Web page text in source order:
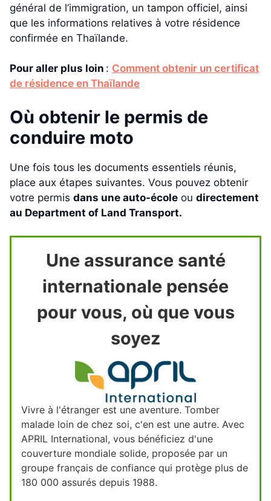
général de l’immigration, un tampon officiel, ainsi
que les informations relatives à votre résidence
confirmée en Thaïlande.
Pour aller plus loin : Comment obtenir un certificat
de résidence en Thaïlande
Où obtenir le permis de
conduire moto
Une fois tous les documents essentiels réunis,
place aux étapes suivantes. Vous pouvez obtenir
votre permis dans une auto-école ou directement
au Department of Land Transport.
Une assurance santé
internationale pensée
pour vous, où que vous
soyez
Vivre à l'étranger est une aventure. Tomber
malade loin de chez soi, c'en est une autre. Avec
APRIL International, vous bénéficiez d'une
couverture mondiale solide, proposée par un
groupe français de confiance qui protège plus de
180 000 assurés depuis 1988.